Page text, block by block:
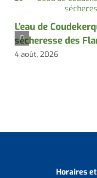
L’eau de
sécheresse des
4 août, 2026
Horaires